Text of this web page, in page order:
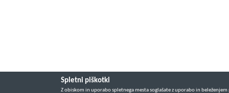
Spletni piškotki
Z obiskom in uporabo spletnega mesta soglašate z uporabo in